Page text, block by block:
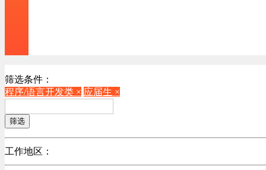
筛选条件：
程序/语言开发类 × 应届生 ×
筛选
工作地区：
不限